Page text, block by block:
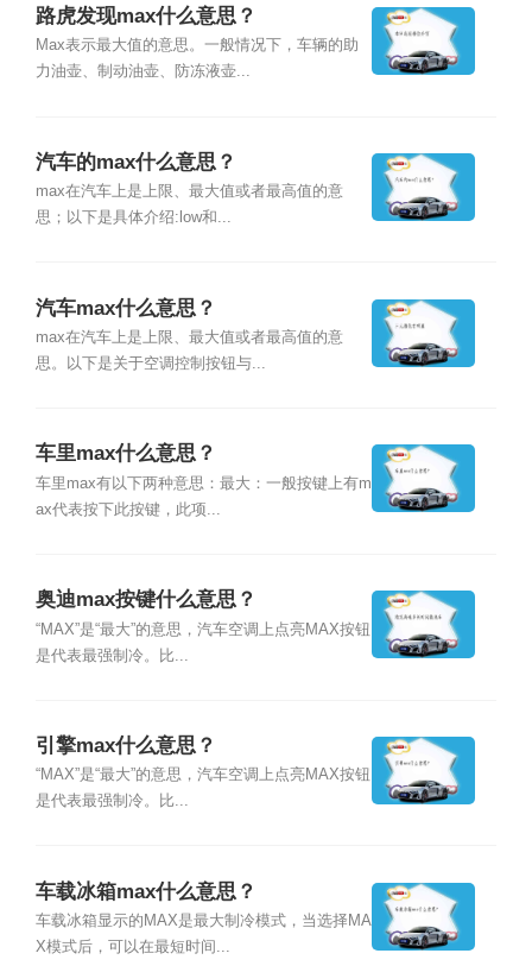
路虎发现max什么意思？
Max表示最大值的意思。一般情况下，车辆的助
力油壶、制动油壶、防冻液壶...
汽车的max什么意思？
max在汽车上是上限、最大值或者最高值的意
思；以下是具体介绍:low和...
汽车max什么意思？
max在汽车上是上限、最大值或者最高值的意
思。以下是关于空调控制按钮与...
车里max什么意思？
车里max有以下两种意思：最大：一般按键上有m
ax代表按下此按键，此项...
奥迪max按键什么意思？
“MAX”是“最大”的意思，汽车空调上点亮MAX按钮
是代表最强制冷。比...
引擎max什么意思？
“MAX”是“最大”的意思，汽车空调上点亮MAX按钮
是代表最强制冷。比...
车载冰箱max什么意思？
车载冰箱显示的MAX是最大制冷模式，当选择MA
X模式后，可以在最短时间...